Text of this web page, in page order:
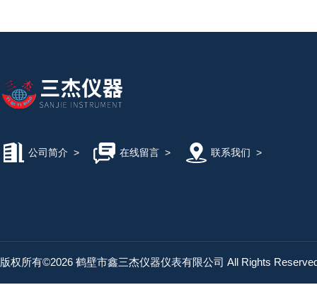
公司简介 > 在线留言> 联系我们 >
版权所有©2026 鹤壁市鑫三杰仪器仪表有限公司 All Rights